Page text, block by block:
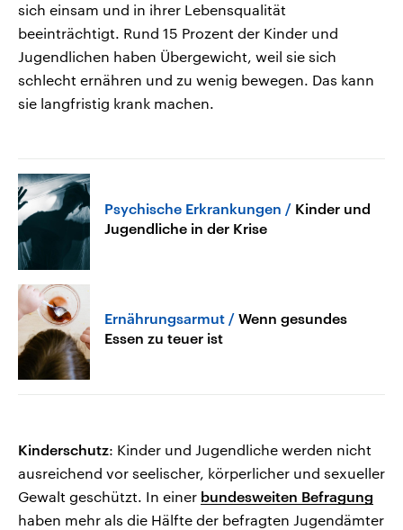
sich einsam und in ihrer Lebensqualität
beeinträchtigt. Rund 15 Prozent der Kinder und
Jugendlichen haben Übergewicht, weil sie sich
schlecht ernähren und zu wenig bewegen. Das kann
sie langfristig krank machen.
Psychische Erkrankungen
Kinder und
Jugendliche in der Krise
Ernährungsarmut
Wenn gesundes
Essen zu teuer ist
Kinderschutz: Kinder und Jugendliche werden nicht
ausreichend vor seelischer, körperlicher und sexueller
Gewalt geschützt. In einer bundesweiten Befragung
haben mehr als die Hälfte der befragten Jugendämter